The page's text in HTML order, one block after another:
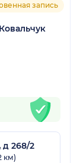
запись
д 268/2
км)